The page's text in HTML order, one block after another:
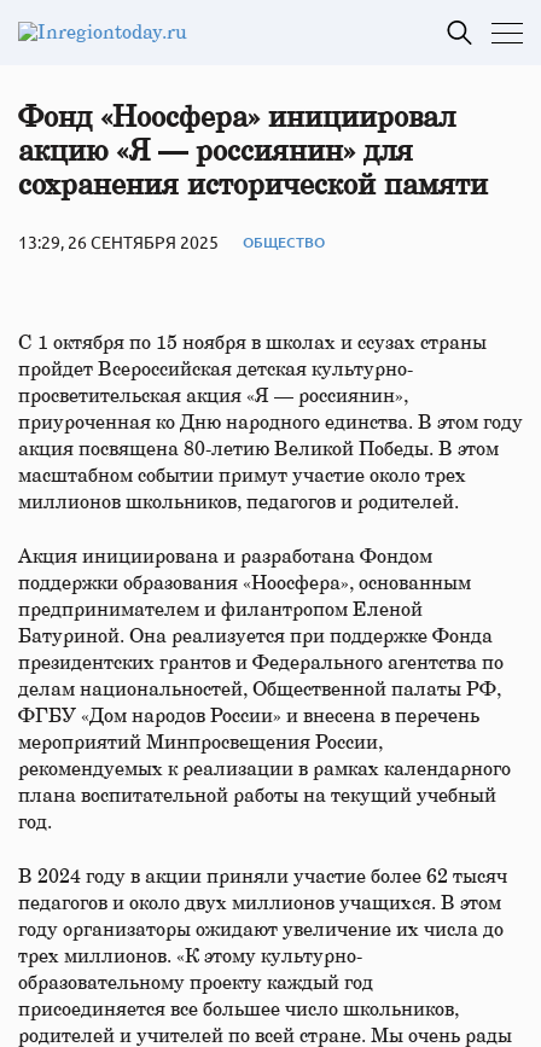
Фонд «Ноосфера» инициировал
акцию «Я — россиянин» для
сохранения исторической памяти
13:29, 26 СЕНТЯБРЯ 2025 ОБЩЕСТВО
С 1 октября по 15 ноября в школах и ссузах страны
пройдет Всероссийская детская культурно-
просветительская акция «Я — россиянин»,
приуроченная ко Дню народного единства. В этом году
акция посвящена 80-летию Великой Победы. В этом
масштабном событии примут участие около трех
миллионов школьников, педагогов и родителей.
Акция инициирована и разработана Фондом
поддержки образования «Ноосфера», основанным
предпринимателем и филантропом Еленой
Батуриной. Она реализуется при поддержке Фонда
президентских грантов и Федерального агентства по
делам национальностей, Общественной палаты РФ,
ФГБУ «Дом народов России» и внесена в перечень
мероприятий Минпросвещения России,
рекомендуемых к реализации в рамках календарного
плана воспитательной работы на текущий учебный
год.
В 2024 году в акции приняли участие более 62 тысяч
педагогов и около двух миллионов учащихся. В этом
году организаторы ожидают увеличение их числа до
трех миллионов. «К этому культурно-
образовательному проекту каждый год
присоединяется все большее число школьников,
родителей и учителей по всей стране. Мы очень рады